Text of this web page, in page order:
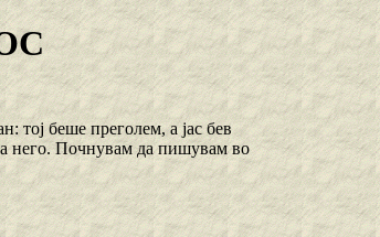
тој беше преголем, а јас бев
него. Почнувам да пишувам во